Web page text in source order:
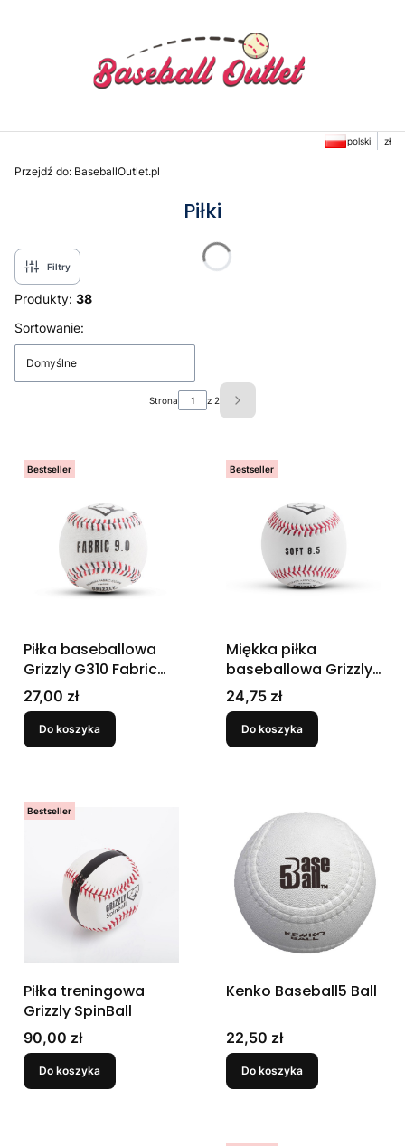
polski zł
Przejdź do: BaseballOutlet.pl
Piłki
Filtry
Produkty: 38
Lista produktów
Sortowanie:
Domyślne
Strona z 2
Następne produkty
Bestseller
Piłka baseballowa
Grizzly G310 Fabric
Cover 9.0
Cena
27,00 zł
Do koszyka
Bestseller
Miękka piłka
baseballowa Grizzly
G302 Soft 8.5
Cena
24,75 zł
Do koszyka
Bestseller
Piłka treningowa
Grizzly SpinBall
Cena
90,00 zł
Do koszyka
Kenko Baseball5 Ball
Cena
22,50 zł
Do koszyka